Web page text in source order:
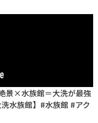
絶景×水族館＝大洗が最強
水族館】#水族館 #アク